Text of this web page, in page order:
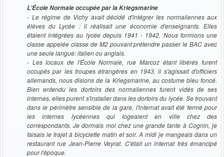
L'École Normale occupée par la Kriegsmarine
- Le régime de Vichy avait décidé d'intégrer les normaliennes aux
élèves du Lycée : il réalisait une économie d'enseignants. Elles
étaient intégrées au lycée depuis 1941 - 1942. Nous formions une
classe appelée classe de M2 pouvant prétendre passer le BAC avec
une seule langue: italien ou anglais.
- Les locaux de l'École Normale, rue Marcoz étant libérés furent
occupés par les troupes étrangères en 1943, il s'agissait d'officiers
allemands, nous disions de la Kriegsmarine, au costume bleu foncé.
Bien entendu les dortoirs des normaliennes furent vidés de ses
internes, elles purent s'installer dans les dortoirs du lycée. Se trouvant
dans le périmètre sensible de la gare, l'internat avait été fermé pour
les internes lycéennes qui logeaient en ville chez des
correspondants. Je dormais moi chez une grande tante à Cognin, je
faisais le trajet à bicyclette matin et soir. A midi je mangeais dans un
restaurant rue Jean-Pierre Veyrat. C'était un internat très émancipé
pour l'époque.